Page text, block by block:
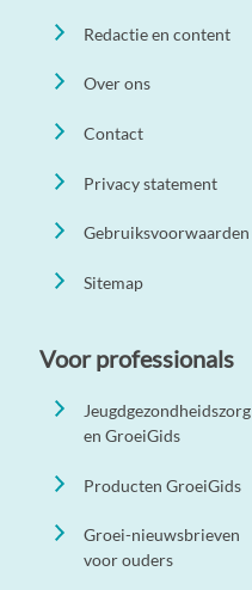
Redactie en content
Over ons
Contact
Privacy statement
Gebruiksvoorwaarden
Sitemap
Voor professionals
Jeugdgezondheidszorg
en GroeiGids
Producten GroeiGids
Groei-nieuwsbrieven
voor ouders